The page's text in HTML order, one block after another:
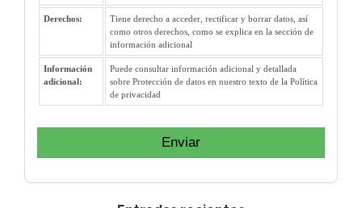
Derechos:
Tiene derecho a acceder, rectificar y borrar datos, así
como otros derechos, como se explica en la sección de
información adicional
Información
adicional:
Puede consultar información adicional y detallada
sobre Protección de datos en nuestro texto de la Política
de privacidad
Enviar